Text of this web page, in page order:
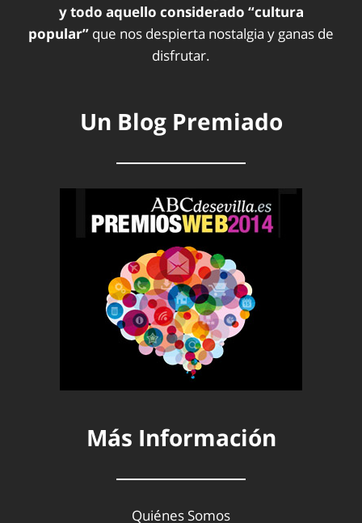
y todo aquello considerado “cultura
popular” que nos despierta nostalgia y ganas de
disfrutar.
Un Blog Premiado
Más Información
Quiénes Somos